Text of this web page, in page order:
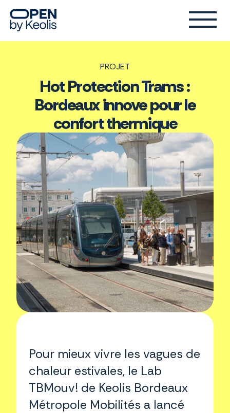
PROJET
Hot Protection Trams :
Bordeaux innove pour le
confort thermique
Pour mieux vivre les vagues de
chaleur estivales, le Lab
TBMouv! de Keolis Bordeaux
Métropole Mobilités a lancé